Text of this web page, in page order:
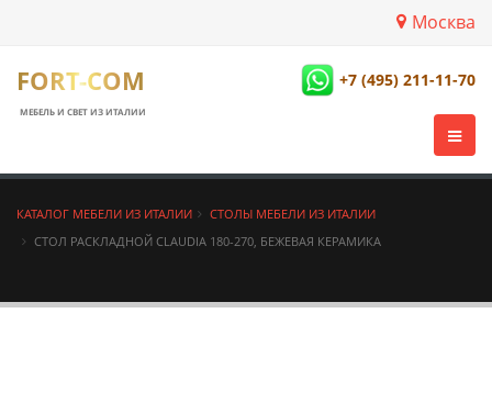
Москва
FORT-COM
МЕБЕЛЬ И СВЕТ ИЗ ИТАЛИИ
+7 (495) 211-11-70
КАТАЛОГ МЕБЕЛИ ИЗ ИТАЛИИ
СТОЛЫ МЕБЕЛИ ИЗ ИТАЛИИ
СТОЛ РАСКЛАДНОЙ CLAUDIA 180-270, БЕЖЕВАЯ КЕРАМИКА